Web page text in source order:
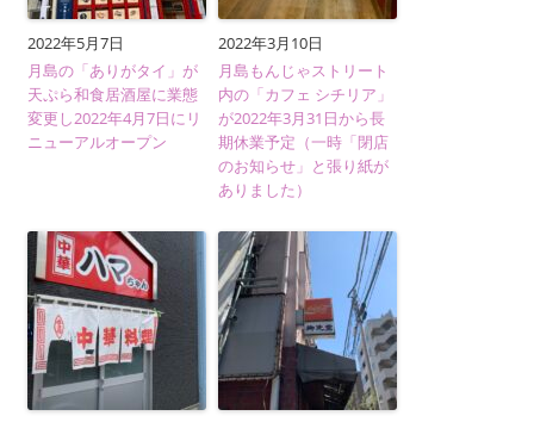
2022年5月7日
月島の「ありがタイ」が
天ぷら和食居酒屋に業態
変更し2022年4月7日にリ
ニューアルオープン
2022年3月10日
月島もんじゃストリート
内の「カフェ シチリア」
が2022年3月31日から長
期休業予定（一時「閉店
のお知らせ」と張り紙が
ありました）